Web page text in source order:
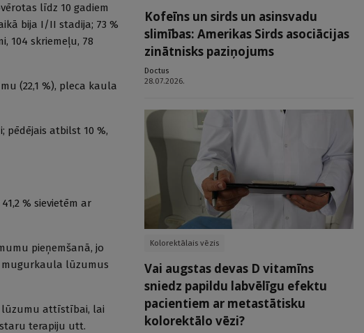
līdz 10 gadiem
bija I/II stadija; 73 %
104 skriemeļu, 78
(22,1 %), pleca kaula
atbilst 10 %,
% sievietēm ar
pieņemšanā, jo
mugurkaula lūzumus
lūzumu attīstībai, lai
terapiju utt.
Kofeīns un sirds un asinsvadu
slimības: Amerikas Sirds asociācijas
zinātnisks paziņojums
Doctus
28.07.2026.
Kolorektālais vēzis
Vai augstas devas D vitamīns
sniedz papildu labvēlīgu efektu
pacientiem ar metastātisku
kolorektālo vēzi?